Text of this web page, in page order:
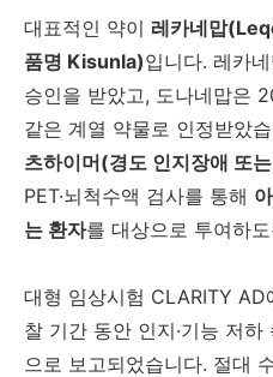
대표적인 약이 레카네맙
품명 Kisunla)입니다. 레카
승인을 받았고, 도나네맙은
같은 계열 약물로 인정받았
츠하이머(경도 인지장애 또
PET·뇌척수액 검사를 통해
는 환자를 대상으로 투여하
대형 임상시험 CLARITY
찰 기간 동안 인지·기능 저
으로 보고되었습니다. 절대